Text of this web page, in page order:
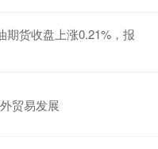
期货收盘上涨0.21%，报
贸易发展